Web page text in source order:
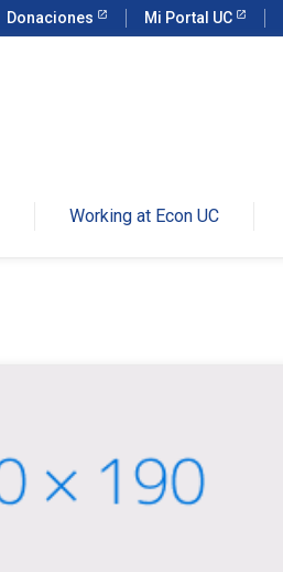
Donaciones Mi Portal UC
Working at Econ UC